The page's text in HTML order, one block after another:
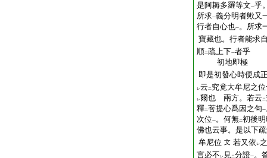
是阿耨多羅等文一乎
所求一義分明者歟又
行者自心也一。所求
寶藏也。行者能求
順二疏上下一者乎
初地即極
即是初發心時便成
レ云 二 究竟大牟尼之
レ爾也 兩方。若云 二
釋二菩提心爲因之句一
次位一。何無二初後
佛也云事。是以下
牟尼位 文 若又依 レ
言必不 レ 見二分證一。